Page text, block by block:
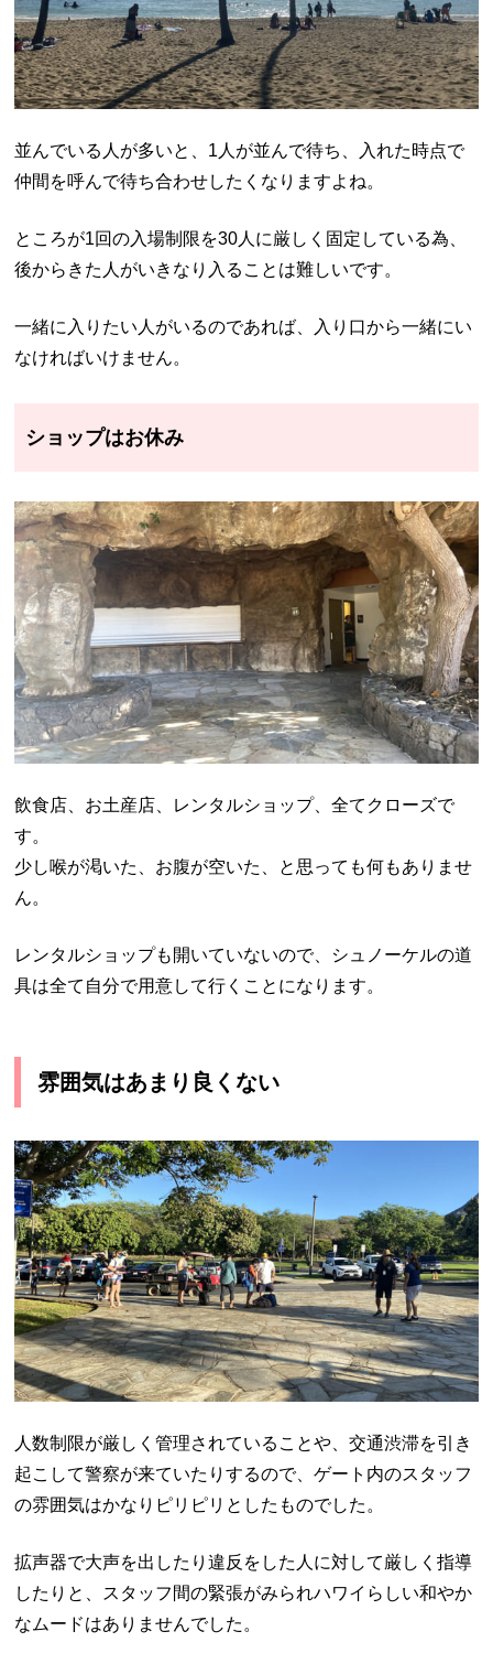
並んでいる人が多いと、1人が並んで待ち、入れた時点で
仲間を呼んで待ち合わせしたくなりますよね。
ところが1回の入場制限を30人に厳しく固定している為、
後からきた人がいきなり入ることは難しいです。
一緒に入りたい人がいるのであれば、入り口から一緒にい
なければいけません。
ショップはお休み
飲食店、お土産店、レンタルショップ、全てクローズで
す。
少し喉が渇いた、お腹が空いた、と思っても何もありませ
ん。
レンタルショップも開いていないので、シュノーケルの道
具は全て自分で用意して行くことになります。
雰囲気はあまり良くない
人数制限が厳しく管理されていることや、交通渋滞を引き
起こして警察が来ていたりするので、ゲート内のスタッフ
の雰囲気はかなりピリピリとしたものでした。
拡声器で大声を出したり違反をした人に対して厳しく指導
したりと、スタッフ間の緊張がみられハワイらしい和やか
なムードはありませんでした。